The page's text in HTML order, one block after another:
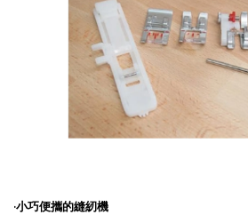
·小巧便攜的縫紉機